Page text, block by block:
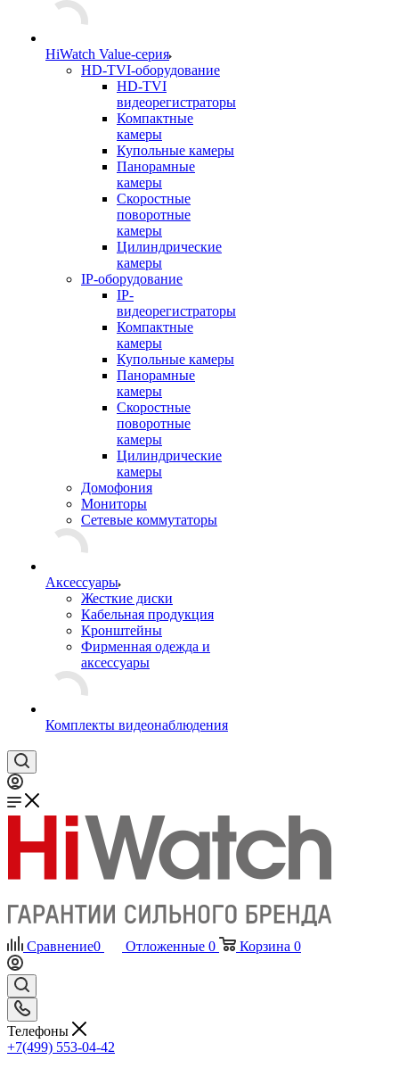
HiWatch Value-серия
HD-TVI-оборудование
HD-TVI
видеорегистраторы
Компактные
камеры
Купольные камеры
Панорамные
камеры
Скоростные
поворотные
камеры
Цилиндрические
камеры
IP-оборудование
IP-
видеорегистраторы
Компактные
камеры
Купольные камеры
Панорамные
камеры
Скоростные
поворотные
камеры
Цилиндрические
камеры
Домофония
Мониторы
Сетевые коммутаторы
Аксессуары
Жесткие диски
Кабельная продукция
Кронштейны
Фирменная одежда и
аксессуары
Комплекты видеонаблюдения
Сравнение0 Отложенные 0 Корзина 0
Телефоны
+7(499) 553-04-42